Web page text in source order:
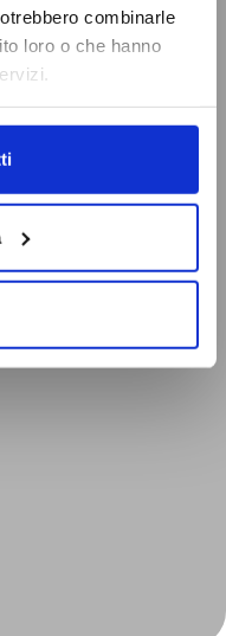
combinarle
loro o che hanno